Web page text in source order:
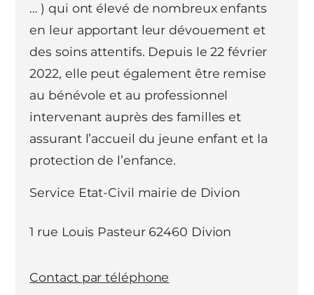
… ) qui ont élevé de nombreux enfants
en leur apportant leur dévouement et
des soins attentifs. Depuis le 22 février
2022, elle peut également être remise
au bénévole et au professionnel
intervenant auprès des familles et
assurant l’accueil du jeune enfant et la
protection de l’enfance.
Service Etat-Civil mairie de Divion
1 rue Louis Pasteur 62460 Divion
Contact par téléphone